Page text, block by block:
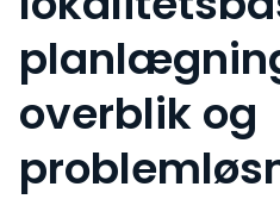
overblik og